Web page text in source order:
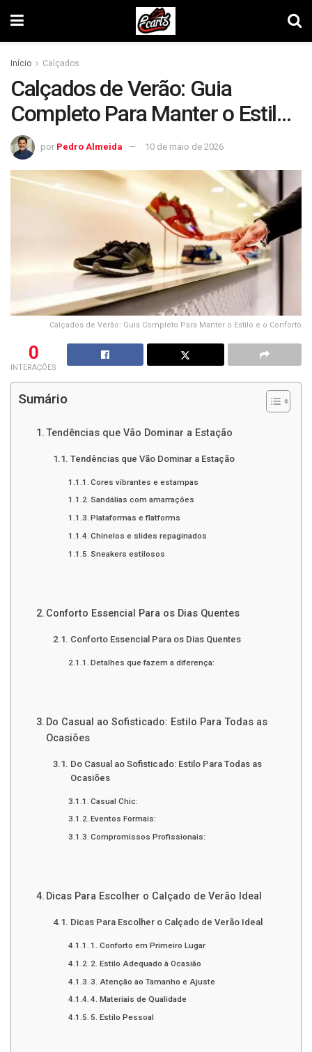
Início Calçados
Calçados de Verão: Guia
Completo Para Manter o Estilo
e o Conforto
por Pedro Almeida 10 de maio de 2026
Calçados de Verão: Guia Completo Para Manter o Estilo e o Conforto
0
INTERAÇÕES
Sumário
Tendências que Vão Dominar a Estação
Tendências que Vão Dominar a Estação
Cores vibrantes e estampas
Sandálias com amarrações
Plataformas e flatforms
Chinelos e slides repaginados
Sneakers estilosos
Conforto Essencial Para os Dias Quentes
Conforto Essencial Para os Dias Quentes
Detalhes que fazem a diferença:
Do Casual ao Sofisticado: Estilo Para Todas as
Ocasiões
Do Casual ao Sofisticado: Estilo Para Todas as
Ocasiões
Casual Chic:
Eventos Formais:
Compromissos Profissionais:
Dicas Para Escolher o Calçado de Verão Ideal
Dicas Para Escolher o Calçado de Verão Ideal
1. Conforto em Primeiro Lugar
2. Estilo Adequado à Ocasião
3. Atenção ao Tamanho e Ajuste
4. Materiais de Qualidade
5. Estilo Pessoal